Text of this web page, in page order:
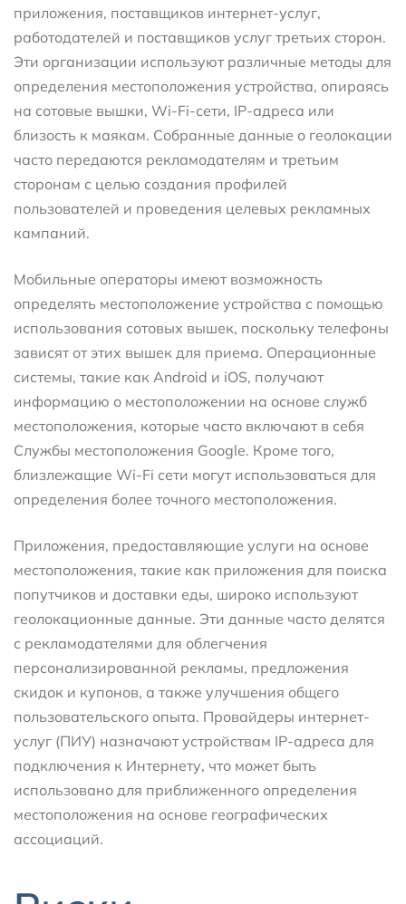
приложения, поставщиков интернет-услуг,
работодателей и поставщиков услуг третьих сторон.
Эти организации используют различные методы для
определения местоположения устройства, опираясь
на сотовые вышки, Wi-Fi-сети, IP-адреса или
близость к маякам. Собранные данные о геолокации
часто передаются рекламодателям и третьим
сторонам с целью создания профилей
пользователей и проведения целевых рекламных
кампаний.
Мобильные операторы имеют возможность
определять местоположение устройства с помощью
использования сотовых вышек, поскольку телефоны
зависят от этих вышек для приема. Операционные
системы, такие как Android и iOS, получают
информацию о местоположении на основе служб
местоположения, которые часто включают в себя
Службы местоположения Google. Кроме того,
близлежащие Wi-Fi сети могут использоваться для
определения более точного местоположения.
Приложения, предоставляющие услуги на основе
местоположения, такие как приложения для поиска
попутчиков и доставки еды, широко используют
геолокационные данные. Эти данные часто делятся
с рекламодателями для облегчения
персонализированной рекламы, предложения
скидок и купонов, а также улучшения общего
пользовательского опыта. Провайдеры интернет-
услуг (ПИУ) назначают устройствам IP-адреса для
подключения к Интернету, что может быть
использовано для приближенного определения
местоположения на основе географических
ассоциаций.